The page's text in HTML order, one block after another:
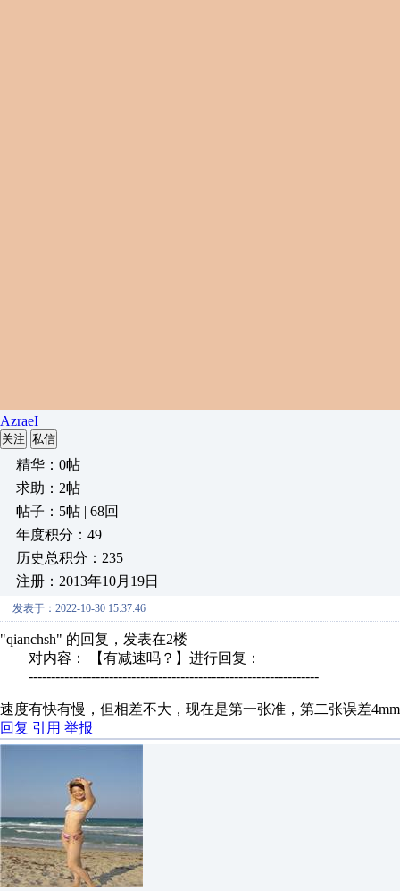
AzraeI
关注 私信
精华：0帖
求助：2帖
帖子：5帖 | 68回
年度积分：49
历史总积分：235
注册：2013年10月19日
发表于：2022-10-30 15:37:46
"qianchsh" 的回复，发表在2楼
对内容： 【有减速吗？】进行回复：
-----------------------------------------------------------------
速度有快有慢，但相差不大，现在是第一张准，第二张误差
回复 引用 举报